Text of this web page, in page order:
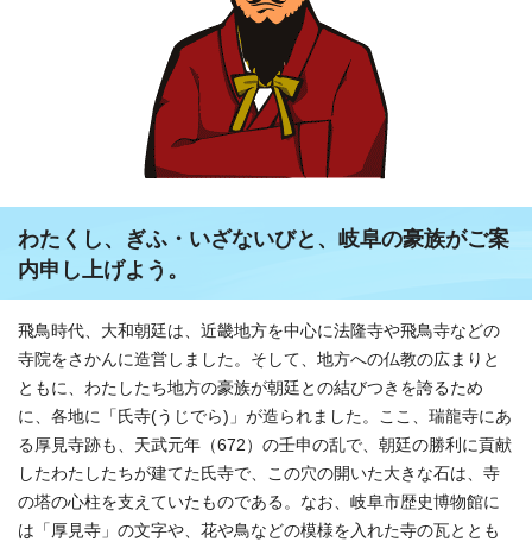
わたくし、ぎふ・いざないびと、岐阜の豪族がご案
内申し上げよう。
飛鳥時代、大和朝廷は、近畿地方を中心に法隆寺や飛鳥寺などの
寺院をさかんに造営しました。そして、地方への仏教の広まりと
ともに、わたしたち地方の豪族が朝廷との結びつきを誇るため
に、各地に「氏寺(うじでら)」が造られました。ここ、瑞龍寺にあ
る厚見寺跡も、天武元年（672）の壬申の乱で、朝廷の勝利に貢献
したわたしたちが建てた氏寺で、この穴の開いた大きな石は、寺
の塔の心柱を支えていたものである。なお、岐阜市歴史博物館に
は「厚見寺」の文字や、花や鳥などの模様を入れた寺の瓦ととも